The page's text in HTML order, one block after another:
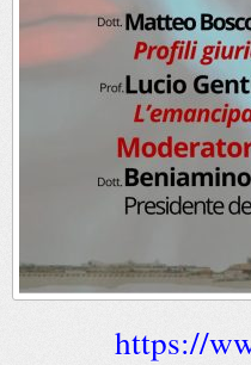
https://